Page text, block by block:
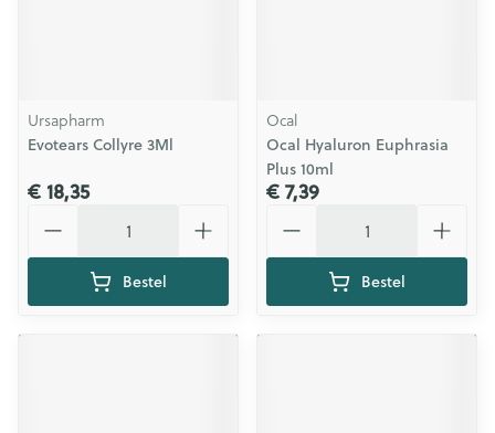
Ursapharm
Evotears Collyre 3Ml
€ 18,35
Bestel
Ocal
Ocal Hyaluron Euphrasia
Plus 10ml
€ 7,39
Bestel